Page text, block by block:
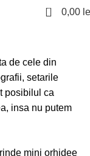
0 0,00
de cele din
setarile
posibilul ca
insa nu putem
mini orhidee